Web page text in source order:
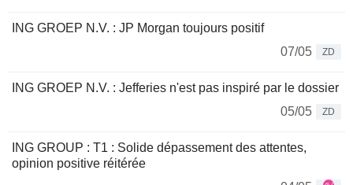
ING GROEP N.V. : JP Morgan toujours positif
07/05
ZD
ING GROEP N.V. : Jefferies n'est pas inspiré par le dossier
05/05
ZD
ING GROUP : T1 : Solide dépassement des attentes,
opinion positive réitérée